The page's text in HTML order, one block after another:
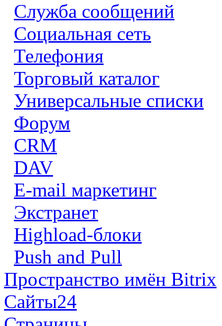
Служба сообщений
Социальная сеть
Телефония
Торговый каталог
Универсальные списки
Форум
CRM
DAV
E-mail маркетинг
Экстранет
Highload-блоки
Push and Pull
Пространство имён Bitrix
Сайты24